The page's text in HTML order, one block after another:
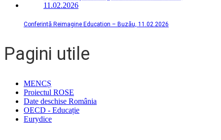
Conferință Reimagine Education – Buzău, 11.02.2026
Pagini utile
MENCȘ
Proiectul ROSE
Date deschise România
OECD - Educație
Eurydice